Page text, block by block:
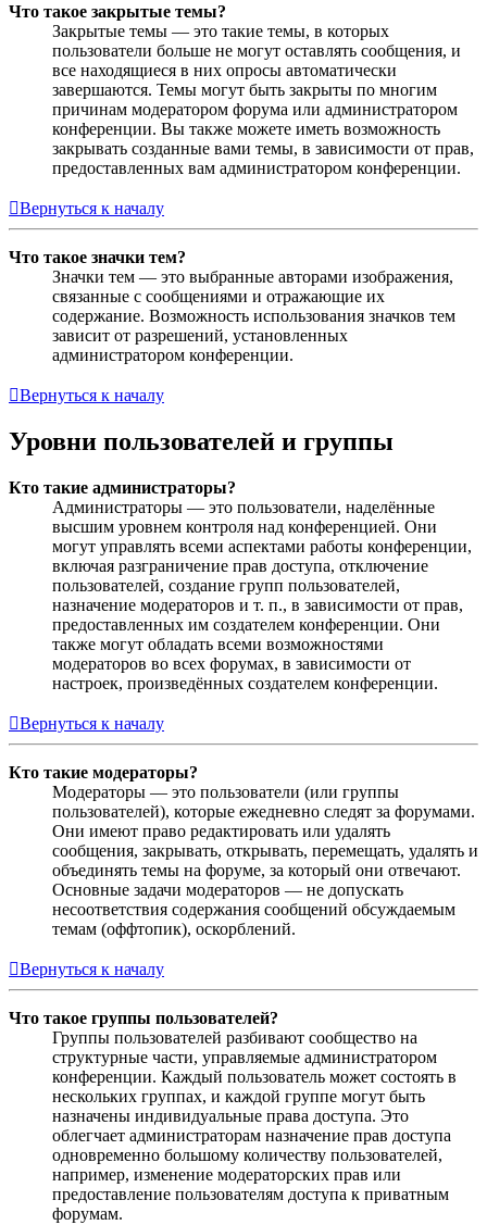
Что такое закрытые темы?
Закрытые темы — это такие темы, в которых
пользователи больше не могут оставлять сообщения, и
все находящиеся в них опросы автоматически
завершаются. Темы могут быть закрыты по многим
причинам модератором форума или администратором
конференции. Вы также можете иметь возможность
закрывать созданные вами темы, в зависимости от прав,
предоставленных вам администратором конференции.
Вернуться к началу
Что такое значки тем?
Значки тем — это выбранные авторами изображения,
связанные с сообщениями и отражающие их
содержание. Возможность использования значков тем
зависит от разрешений, установленных
администратором конференции.
Вернуться к началу
Уровни пользователей и группы
Кто такие администраторы?
Администраторы — это пользователи, наделённые
высшим уровнем контроля над конференцией. Они
могут управлять всеми аспектами работы конференции,
включая разграничение прав доступа, отключение
пользователей, создание групп пользователей,
назначение модераторов и т. п., в зависимости от прав,
предоставленных им создателем конференции. Они
также могут обладать всеми возможностями
модераторов во всех форумах, в зависимости от
настроек, произведённых создателем конференции.
Вернуться к началу
Кто такие модераторы?
Модераторы — это пользователи (или группы
пользователей), которые ежедневно следят за форумами.
Они имеют право редактировать или удалять
сообщения, закрывать, открывать, перемещать, удалять и
объединять темы на форуме, за который они отвечают.
Основные задачи модераторов — не допускать
несоответствия содержания сообщений обсуждаемым
темам (оффтопик), оскорблений.
Вернуться к началу
Что такое группы пользователей?
Группы пользователей разбивают сообщество на
структурные части, управляемые администратором
конференции. Каждый пользователь может состоять в
нескольких группах, и каждой группе могут быть
назначены индивидуальные права доступа. Это
облегчает администраторам назначение прав доступа
одновременно большому количеству пользователей,
например, изменение модераторских прав или
предоставление пользователям доступа к приватным
форумам.